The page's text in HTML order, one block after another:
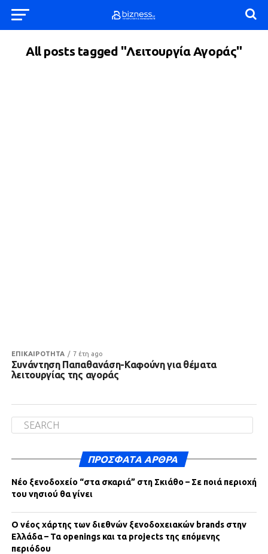
All posts tagged "Λειτουργία Αγοράς"
ΕΠΙΚΑΙΡΟΤΗΤΑ 7 έτη ago
Συνάντηση Παπαθανάση-Καφούνη για θέματα
λειτουργίας της αγοράς
ΠΡΌΣΦΑΤΑ ΆΡΘΡΑ
Νέο ξενοδοχείο “στα σκαριά” στη Σκιάθο – Σε ποιά περιοχή
του νησιού θα γίνει
Ο νέος χάρτης των διεθνών ξενοδοχειακών brands στην
Ελλάδα – Τα openings και τα projects της επόμενης
περιόδου